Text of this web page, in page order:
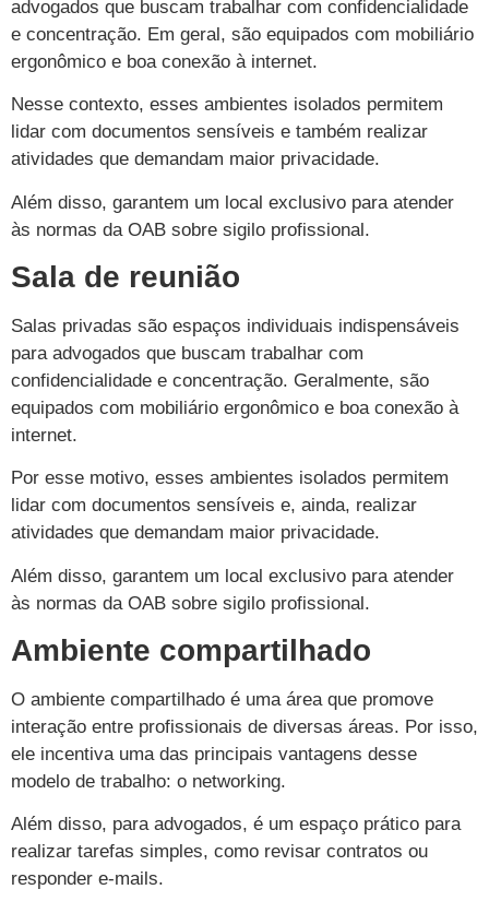
advogados que buscam trabalhar com confidencialidade
e concentração. Em geral, são equipados com mobiliário
ergonômico e boa conexão à internet.
Nesse contexto, esses ambientes isolados permitem
lidar com documentos sensíveis e também realizar
atividades que demandam maior privacidade.
Além disso, garantem um local exclusivo para atender
às normas da OAB sobre sigilo profissional.
Sala de reunião
Salas privadas são espaços individuais indispensáveis
para advogados que buscam trabalhar com
confidencialidade e concentração. Geralmente, são
equipados com mobiliário ergonômico e boa conexão à
internet.
Por esse motivo, esses ambientes isolados permitem
lidar com documentos sensíveis e, ainda, realizar
atividades que demandam maior privacidade.
Além disso, garantem um local exclusivo para atender
às normas da OAB sobre sigilo profissional.
Ambiente compartilhado
O ambiente compartilhado é uma área que promove
interação entre profissionais de diversas áreas. Por isso,
ele incentiva uma das principais vantagens desse
modelo de trabalho: o networking.
Além disso, para advogados, é um espaço prático para
realizar tarefas simples, como revisar contratos ou
responder e-mails.